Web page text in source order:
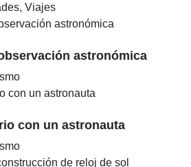
Viajes
astronómica
con un astronauta